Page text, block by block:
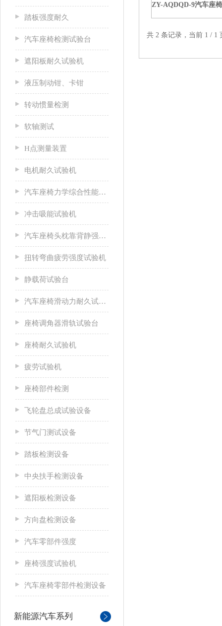
踏板强度耐久
汽车座椅检测试验台
遮阳板耐久试验机
液压制动钳、卡钳
转动惯量检测
软轴测试
H点测量装置
电机耐久试验机
汽车座椅力学综合性能试验机
冲击吸能试验机
汽车座椅头枕靠背静强度试验台
扭转弯曲疲劳强度试验机
静载荷试验台
汽车座椅滑动力耐久试验台
座椅调角器滑轨试验台
座椅耐久试验机
疲劳试验机
座椅部件检测
飞轮盘总成试验设备
节气门测试设备
踏板检测设备
中央扶手检测设备
遮阳板检测设备
方向盘检测设备
汽车零部件强度
座椅强度试验机
汽车座椅零部件检测设备
新能源汽车系列
共 2 条记录，当前 1 /